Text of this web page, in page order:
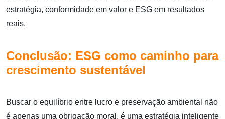
estratégia, conformidade em valor e ESG em resultados
reais.
Conclusão: ESG como caminho para
crescimento sustentável
Buscar o equilíbrio entre lucro e preservação ambiental não
é apenas uma obrigação moral, é uma estratégia inteligente